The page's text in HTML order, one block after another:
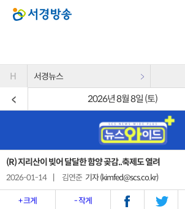
H 서경뉴스
2026년 8월 8일 (토)
(R) 지리산이 빚어 달달한 함양 곶감..축제도 열려
2026-01-14 김연준 기자 (kimfed@scs.co.kr)
+ 크게 - 작게